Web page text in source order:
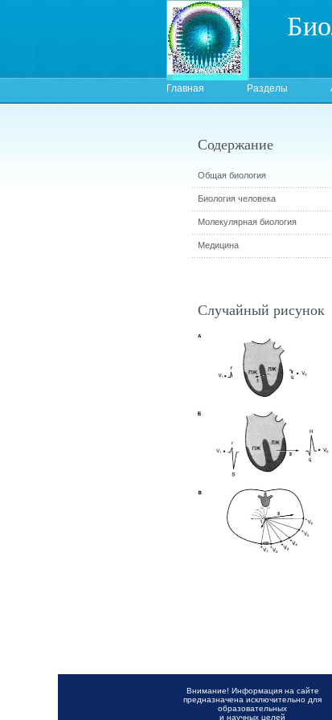
Главная Разделы
Содержание
Общая биология
Биология человека
Молекулярная биология
Медицина
Случайный рисунок
Внимание! Информация на сайте
предназначена исключительно для
образовательных
и научных целей